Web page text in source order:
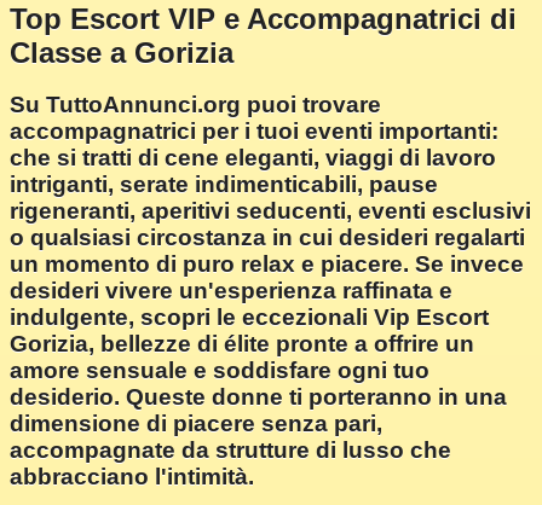
Top Escort VIP e Accompagnatrici di
Classe a Gorizia
Su TuttoAnnunci.org puoi trovare
accompagnatrici per i tuoi eventi importanti:
che si tratti di cene eleganti, viaggi di lavoro
intriganti, serate indimenticabili, pause
rigeneranti, aperitivi seducenti, eventi esclusivi
o qualsiasi circostanza in cui desideri regalarti
un momento di puro relax e piacere. Se invece
desideri vivere un'esperienza raffinata e
indulgente, scopri le eccezionali Vip Escort
Gorizia, bellezze di élite pronte a offrire un
amore sensuale e soddisfare ogni tuo
desiderio. Queste donne ti porteranno in una
dimensione di piacere senza pari,
accompagnate da strutture di lusso che
abbracciano l'intimità.